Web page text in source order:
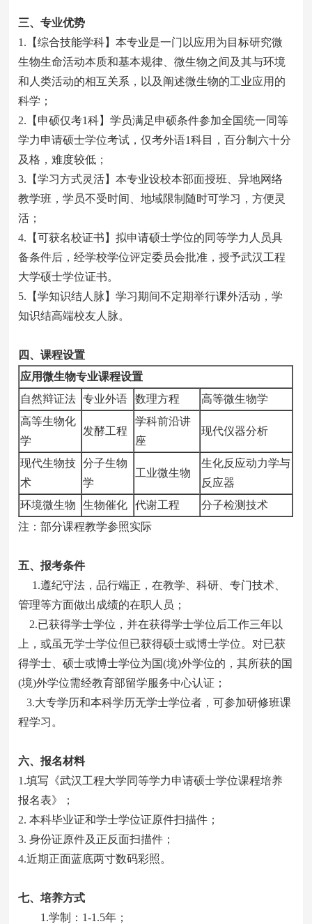
三、专业优势
1.【综合技能学科】本专业是一门以应用为目标研究微
生物生命活动本质和基本规律、微生物之间及其与环境
和人类活动的相互关系，以及阐述微生物的工业应用的
科学；
2.【申硕仅考1科】学员满足申硕条件参加全国统一同等
学力申请硕士学位考试，仅考外语1科目，百分制六十分
及格，难度较低；
3.【学习方式灵活】本专业设校本部面授班、异地网络
教学班，学员不受时间、地域限制随时可学习，方便灵
活；
4.【可获名校证书】拟申请硕士学位的同等学力人员具
备条件后，经学校学位评定委员会批准，授予武汉工程
大学硕士学位证书。
5.【学知识结人脉】学习期间不定期举行课外活动，学
知识结高端校友人脉。
四、课程设置
应用微生物专业课程设置
自然辩证法 专业外语 数理方程
高等微生物学
高等生物化
学
发酵工程
学科前沿讲
座
现代仪器分析
现代生物技
术
分子生物
学
工业微生物
生化反应动力学与
反应器
环境微生物
生物催化 代谢工程
分子检测技术
注：部分课程教学参照实际
五、报考条件
1.遵纪守法，品行端正，在教学、科研、专门技术、
管理等方面做出成绩的在职人员；
2.已获得学士学位，并在获得学士学位后工作三年以
上，或虽无学士学位但已获得硕士或博士学位。对已获
得学士、硕士或博士学位为国(境)外学位的，其所获的国
(境)外学位需经教育部留学服务中心认证；
3.大专学历和本科学历无学士学位者，可参加研修班课
程学习。
六、报名材料
1.填写《武汉工程大学同等学力申请硕士学位课程培养
报名表》；
2. 本科毕业证和学士学位证原件扫描件；
3. 身份证原件及正反面扫描件；
4.近期正面蓝底两寸数码彩照。
七、培养方式
1.学制：1-1.5年；